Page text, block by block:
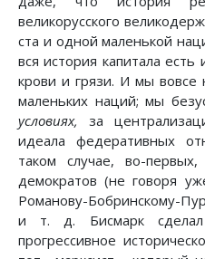
великорусского
ста и одной маленькой
вся история капитала
крови и грязи. И мы вовсе
маленьких наций; мы
условиях, за
идеала федеративных
таком случае, во-
демократов (не говоря
Романову-Бобринскому-
и т. д. Бисмарк сделал
прогрессивное